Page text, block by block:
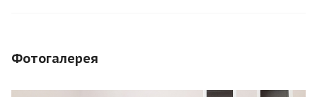
Фотогалерея